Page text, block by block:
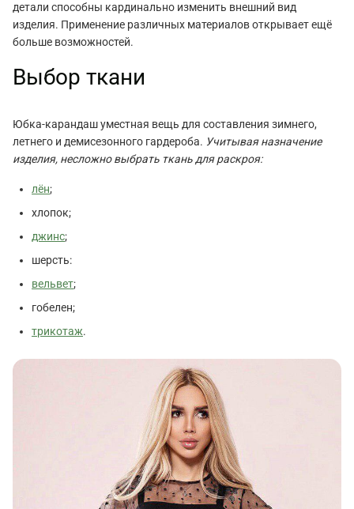
детали способны кардинально изменить внешний вид
изделия. Применение различных материалов открывает ещё
больше возможностей.
Выбор ткани
Юбка-карандаш уместная вещь для составления зимнего,
летнего и демисезонного гардероба. Учитывая назначение
изделия, несложно выбрать ткань для раскроя:
лён;
хлопок;
джинс;
шерсть:
вельвет;
гобелен;
трикотаж.